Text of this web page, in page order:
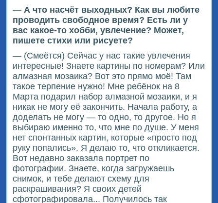
— А что насчёт выходных? Как вы любите
проводить свободное время? Есть ли у
вас какое-то хобби, увлечение? Может,
пишете стихи или рисуете?
— (Смеётся) Сейчас у нас такие увлечения
интересные! Знаете картины по номерам? Или
алмазная мозаика? Вот это прямо моё! Там
такое терпение нужно! Мне ребёнок на 8
Марта подарил набор алмазной мозаики, и я
никак не могу её закончить. Начала работу, а
доделать не могу — то одно, то другое. Но я
выбираю именно то, что мне по душе. У меня
нет спонтанных картин, которые «просто под
руку попались». Я делаю то, что откликается.
Вот недавно заказала портрет по
фотографии. Знаете, когда загружаешь
снимок, и тебе делают схему для
раскрашивания? Я своих детей
сфотографировала... Получилось так